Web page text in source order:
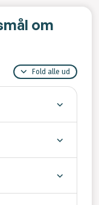
om
Fold alle ud